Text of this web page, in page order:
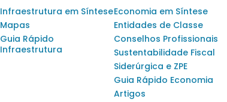
Infraestrutura em Síntese
Mapas
Guia Rápido
Infraestrutura
Economia em Síntese
Entidades de Classe
Conselhos Profissionais
Sustentabilidade Fiscal
Siderúrgica e ZPE
Guia Rápido Economia
Artigos